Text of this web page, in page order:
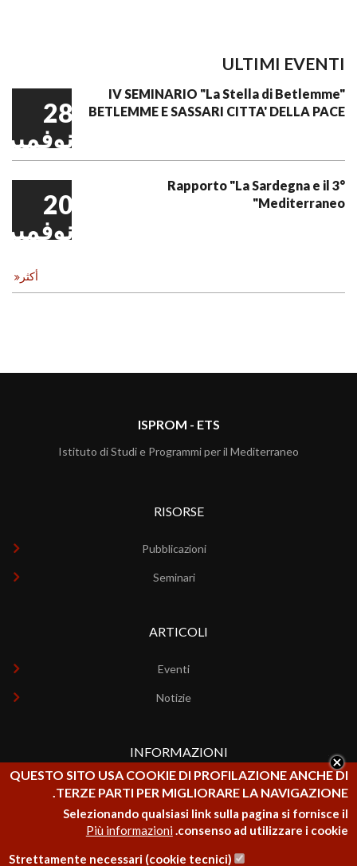
ULTIMI EVENTI
28
نوفمبر
IV SEMINARIO "La Stella di Betlemme"
BETLEMME E SASSARI CITTA' DELLA PACE
20
نوفمبر
3° Rapporto "La Sardegna e il
Mediterraneo"
أكثر
ISPROM - ETS
Istituto di Studi e Programmi per il Mediterraneo
RISORSE
Pubblicazioni
Seminari
ARTICOLI
Eventi
Notizie
INFORMAZIONI
Chi siamo
Contatti
QUESTO SITO USA COOKIE DI PROFILAZIONE ANCHE DI
TERZE PARTI PER MIGLIORARE LA NAVIGAZIONE.
Selezionando qualsiasi link sulla pagina si fornisce il
consenso ad utilizzare i cookie.
Più informazioni
Strettamente necessari (cookie tecnici)